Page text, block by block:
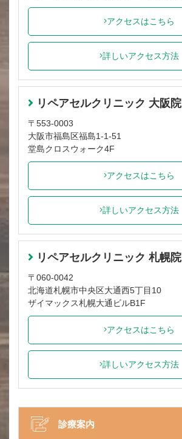
アクセスはこちら
詳しいアクセス方法
リペアセルクリニック 大阪院
〒553-0003
大阪市福島区福島1-1-51
堂島クロスウォーク4F
アクセスはこちら
詳しいアクセス方法
リペアセルクリニック 札幌院
〒060-0042
北海道札幌市中央区大通西5丁目10
ザイマックス札幌大通ビルB1F
アクセスはこちら
詳しいアクセス方法
診療案内